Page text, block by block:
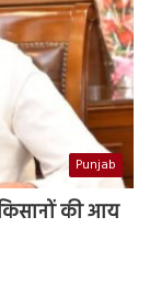
Punjab
की आय